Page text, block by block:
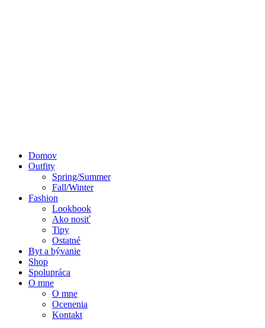
Domov
Outfity
Spring/Summer
Fall/Winter
Fashion
Lookbook
Ako nosiť
Tipy
Ostatné
Byt a bývanie
Shop
Spolupráca
O mne
O mne
Ocenenia
Kontakt